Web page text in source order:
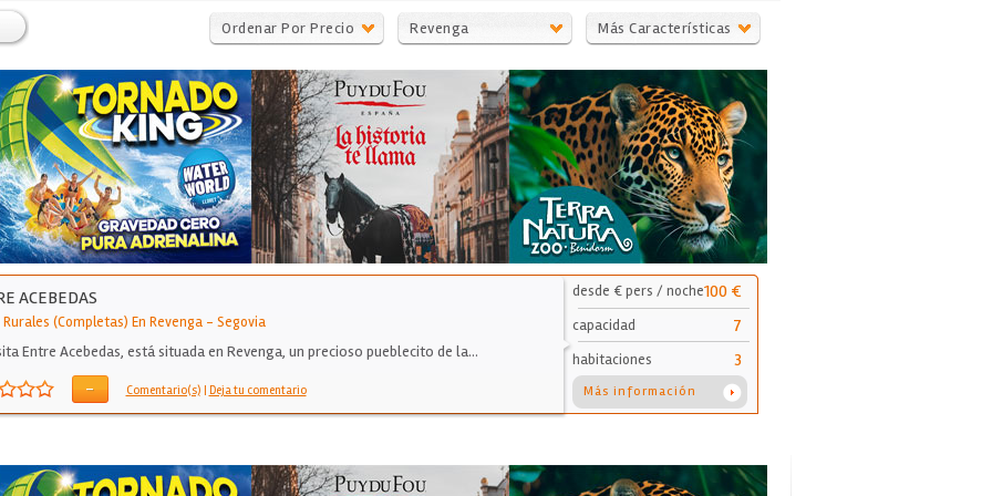
Ordenar Por Precio Revenga Más Características
ACEBEDAS
Rurales (Completas) En Revenga- Segovia
Entre Acebedas, está situada en Revenga, un precioso pueblecito de la…
- Comentario(s) | Deja tu comentario
desde € pers / noche100 €
capacidad 7
habitaciones 3
Más información